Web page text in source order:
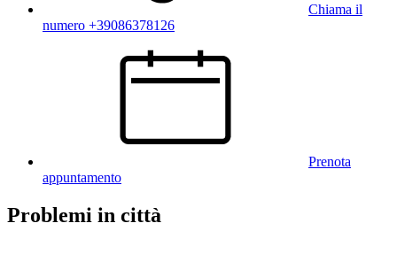
Chiama il
numero +39086378126
Prenota
appuntamento
Problemi in città